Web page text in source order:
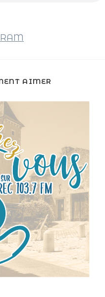
AIMER